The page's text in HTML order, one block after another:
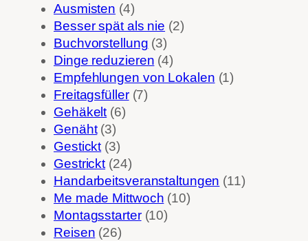
Ausmisten (4)
Besser spät als nie (2)
Buchvorstellung (3)
Dinge reduzieren (4)
Empfehlungen von Lokalen (1)
Freitagsfüller(7)
Gehäkelt (6)
Genäht(3)
Gestickt (3)
Gestrickt (24)
Handarbeitsveranstaltungen (11)
Me made Mittwoch (10)
Montagsstarter(10)
Reisen (26)